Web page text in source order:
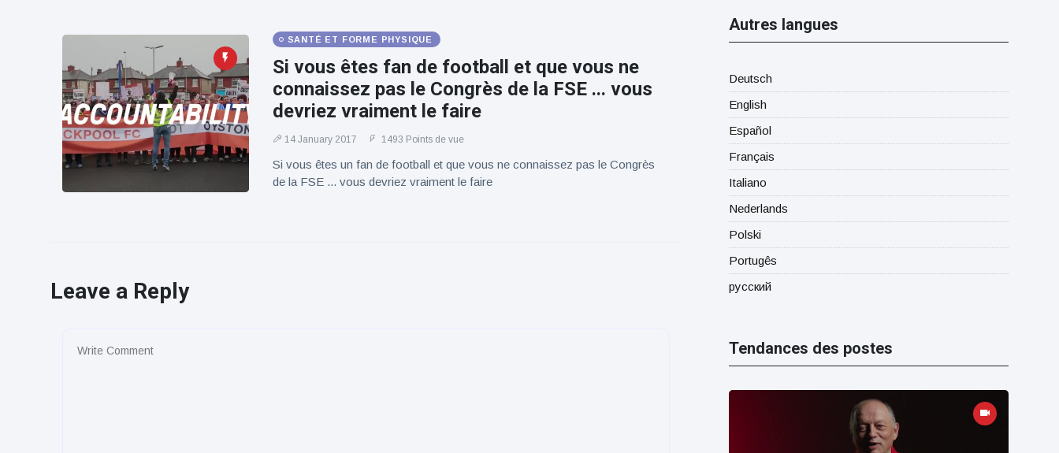
SANTÉ ET FORME PHYSIQUE
Si vous êtes fan de football et que vous ne
connaissez pas le Congrès de la FSE ... vous
devriez vraiment le faire
14 January 2017 1493 Points de vue
Si vous êtes un fan de football et que vous ne connaissez pas le Congrès
de la FSE ... vous devriez vraiment le faire
Leave a Reply
Autres langues
Deutsch
English
Español
Français
Italiano
Nederlands
Polski
Portugês
русский
Tendances des postes